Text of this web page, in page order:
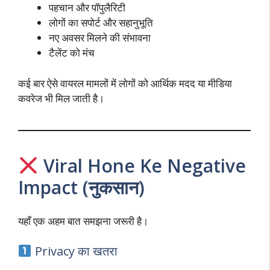
पहचान और पॉपुलैरिटी
लोगों का सपोर्ट और सहानुभूति
नए अवसर मिलने की संभावना
टैलेंट को मंच
कई बार ऐसे वायरल मामलों में लोगों को आर्थिक मदद या मीडिया
कवरेज भी मिल जाती है।
Viral Hone Ke Negative
Impact (नुकसान)
यहाँ एक अहम बात समझना जरूरी है।
Privacy का खतरा